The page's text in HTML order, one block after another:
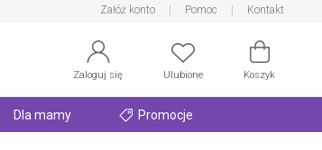
Załóż konto Pomoc Kontakt
Zaloguj się Ulubione Koszyk
Dla mamy Promocje